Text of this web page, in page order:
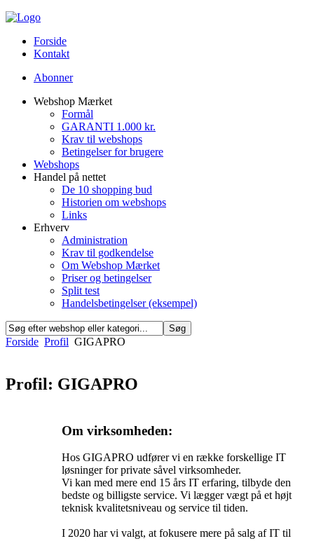
Forside
Kontakt
Abonner
Webshop Mærket
Formål
GARANTI 1.000 kr.
Krav til webshops
Betingelser for brugere
Webshops
Handel på nettet
De 10 shopping bud
Historien om webshops
Links
Erhverv
Administration
Krav til godkendelse
Om Webshop Mærket
Priser og betingelser
Split test
Handelsbetingelser (eksempel)
Forside Profil GIGAPRO
Profil: GIGAPRO
Om virksomheden:
Hos GIGAPRO udfører vi en række forskellige IT
løsninger for private såvel virksomheder.
Vi kan med mere end 15 års IT erfaring, tilbyde den
bedste og billigste service. Vi lægger vægt på et højt
teknisk kvalitetsniveau og service til tiden.
I 2020 har vi valgt, at fokusere mere på salg af IT til